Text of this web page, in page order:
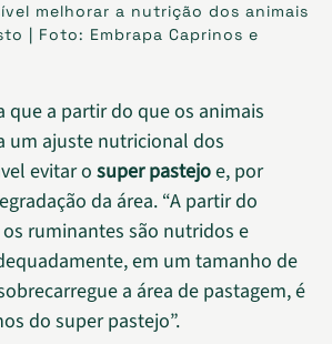
melhorar a nutrição dos animais
| Foto: Embrapa Caprinos e
que a partir do que os animais
um ajuste nutricional dos
evitar o super pastejoe, por
da área. “A partir do
ruminantes são nutridos e
em um tamanho de
a área de pastagem, é
do super pastejo”.